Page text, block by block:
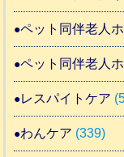
ペット同伴老人
ペット同伴老人
レスパイトケア
わんケア (339)